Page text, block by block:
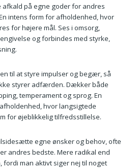
afkald på egne goder for andres
intens form for afholdenhed, hvor
for højere mål. Ses i omsorg,
og forbindes med styrke,
til at styre impulser og begær, så
styrer adfærden. Dækker både
temperament og sprog. En
hvor langsigtede
for øjeblikkelig tilfredsstillelse.
egne ønsker og behov, ofte
andres bedste. Mere radikal end
fordi man aktivt siger nej til noget